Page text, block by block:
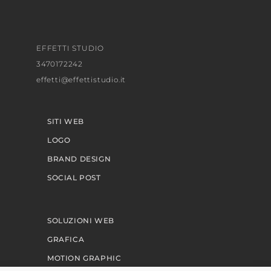
EFFETTI STUDIO
3470172242
effetti@effettistudio.it
SITI WEB
LOGO
BRAND DESIGN
SOCIAL POST
SOLUZIONI WEB
GRAFICA
MOTION GRAPHIC